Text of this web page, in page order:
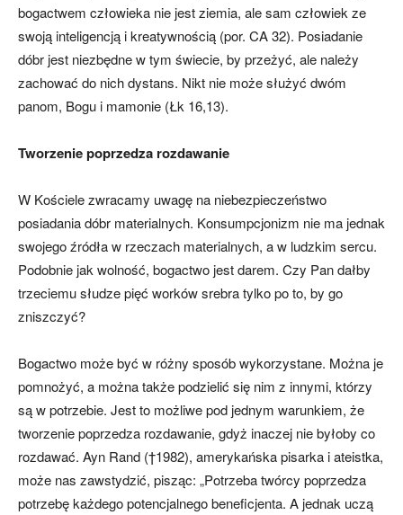
bogactwem człowieka nie jest ziemia, ale sam człowiek ze
swoją inteli­gencją i kreatywnością (por. CA 32). Po­siadanie
dóbr jest niezbędne w tym świe­cie, by przeżyć, ale należy
zachować do nich dystans. Nikt nie może służyć dwóm
panom, Bogu i mamonie (Łk 16,13).
Tworzenie poprzedza rozdawanie
W Kościele zwracamy uwagę na nie­bezpieczeństwo
posiadania dóbr mate­rialnych. Konsumpcjonizm nie ma jednak
swojego źródła w rzeczach materialnych, a w ludzkim sercu.
Podobnie jak wolność, bogactwo jest darem. Czy Pan dałby
trze­ciemu słudze pięć worków srebra tylko po to, by go
zniszczyć?
Bogactwo może być w różny spo­sób wykorzystane. Można je
pomnożyć, a można także podzielić się nim z inny­mi, którzy
są w potrzebie. Jest to możli­we pod jednym warunkiem, że
tworzenie poprzedza rozdawanie, gdyż inaczej nie byłoby co
rozdawać. Ayn Rand (†1982), amerykańska pisarka i ateistka,
może nas zawstydzić, pisząc: „Potrzeba twór­cy poprzedza
potrzebę każdego poten­cjalnego beneficjenta. A jednak uczą